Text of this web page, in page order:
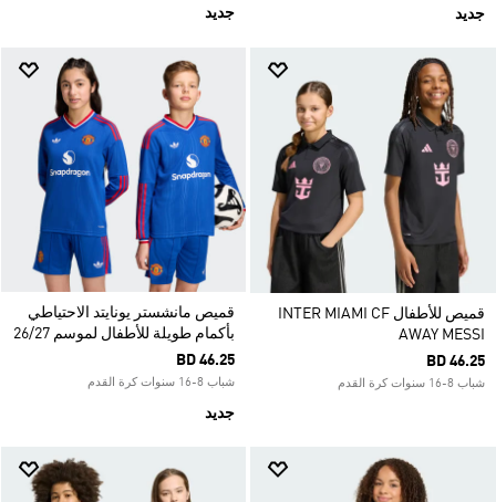
جديد جديد
قميص للأطفال INTER MIAMI CF
AWAY MESSI
BD 46.25
شباب 8-16 سنوات كرة القدم
قميص مانشستر يونايتد الاحتياطي
بأكمام طويلة للأطفال لموسم 26/27
BD 46.25
شباب 8-16 سنوات كرة القدم
جديد